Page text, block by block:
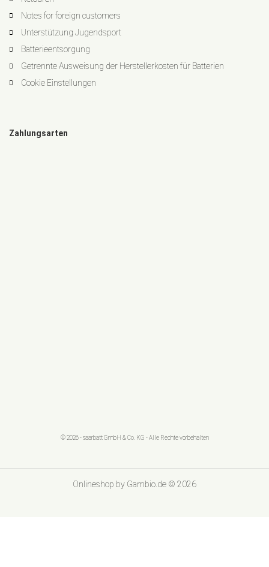
Notes for foreign customers
Unterstützung Jugendsport
Batterieentsorgung
Getrennte Ausweisung der Herstellerkosten für Batterien
Cookie Einstellungen
Zahlungsarten
© 2026 - saarbatt GmbH & Co. KG - Alle Rechte vorbehalten
Onlineshop by Gambio.de © 2026